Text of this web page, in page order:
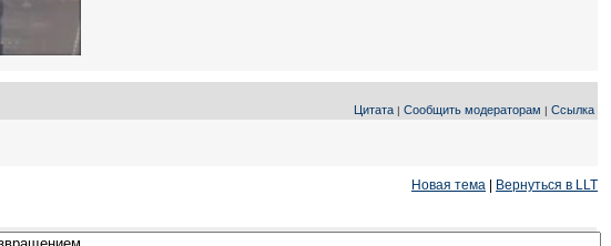
Цитата | Сообщить модераторам | Ссылка
Новая тема Вернуться в LLT